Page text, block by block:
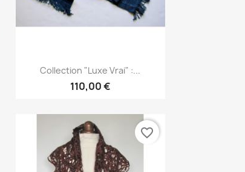
Aperçu rapide
Collection "Luxe Vrai" :...
110,00 €
favorite_border